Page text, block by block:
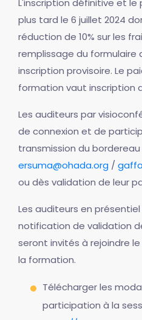
plus tard le 6 juillet 2024
réduction de 10% sur les
remplissage du formulaire
inscription provisoire. Le
formation vaut inscription
Les auditeurs par
de connexion et de
transmission du
ersuma@ohada.org /
ou dès validation de leur
Les auditeurs en
notification de validation
seront invités à rejoindre
la formation.
Télécharger les
participation à la